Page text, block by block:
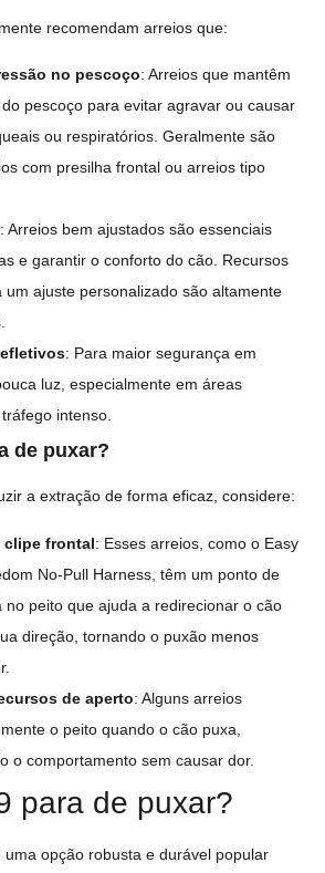
recomendam arreios que:
no pescoço: Arreios que mantêm
pescoço para evitar agravar ou causar
ou respiratórios. Geralmente são
com presilha frontal ou arreios tipo
: Arreios bem ajustados são essenciais
e garantir o conforto do cão. Recursos
um ajuste personalizado são altamente
: Para maior segurança em
luz, especialmente em áreas
intenso.
de puxar?
a extração de forma eficaz, considere:
clipe frontal: Esses arreios, como o Easy
No-Pull Harness, têm um ponto de
no peito que ajuda a redirecionar o cão
direção, tornando o puxão menos
de aperto: Alguns arreios
o peito quando o cão puxa,
o comportamento sem causar dor.
para de puxar?
uma opção robusta e durável popular